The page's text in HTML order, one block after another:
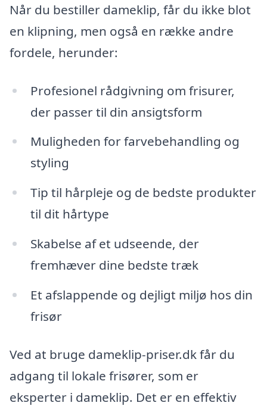
Når du bestiller dameklip, får du ikke blot
en klipning, men også en række andre
fordele, herunder:
Profesionel rådgivning om frisurer,
der passer til din ansigtsform
Muligheden for farvebehandling og
styling
Tip til hårpleje og de bedste produkter
til dit hårtype
Skabelse af et udseende, der
fremhæver dine bedste træk
Et afslappende og dejligt miljø hos din
frisør
Ved at bruge dameklip-priser.dk får du
adgang til lokale frisører, som er
eksperter i dameklip. Det er en effektiv